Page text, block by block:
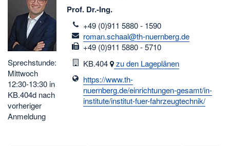
Sprechstunde:
Mittwoch
12:30-13:30 in
KB.404d nach
vorheriger
Anmeldung
Prof. Dr.-Ing.
telefon
+49 (0)911 5880 - 1590
email
roman.schaal@th-nuernberg.de
fax
+49 (0)911 5880 - 5710
Raum
KB.404 zu den Lageplänen
https://www.th-
nuernberg.de/einrichtungen-gesamt/in-
institute/institut-fuer-fahrzeugtechnik/